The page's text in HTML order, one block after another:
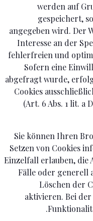
werden auf
gespeichert,
angegeben wird. Der
Interesse an der
fehlerfreien und
Sofern eine
abgefragt wurde,
Cookies
(Art. 6 Abs. 1 lit. a
Sie können Ihren
Setzen von Cookies
Einzelfall erlauben, die
Fälle oder generell
Löschen der
aktivieren. Bei